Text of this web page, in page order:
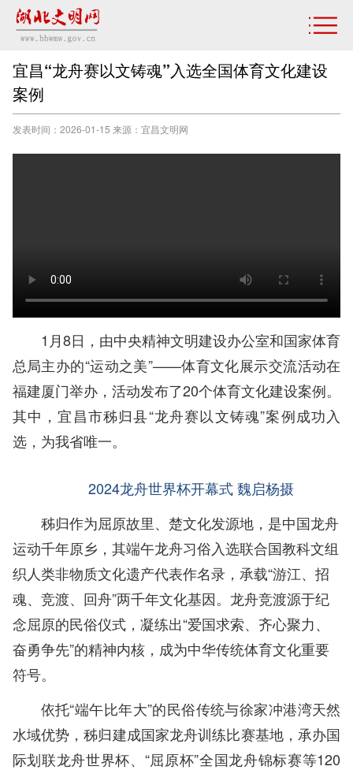
宜昌“龙舟赛以文铸魂”入选全国体育文化建设
案例
发表时间：2026-01-15 来源：宜昌文明网
1月8日，由中央精神文明建设办公室和国家体育
总局主办的“运动之美”——体育文化展示交流活动在
福建厦门举办，活动发布了20个体育文化建设案例。
其中，宜昌市秭归县“龙舟赛以文铸魂”案例成功入
选，为我省唯一。
2024龙舟世界杯开幕式 魏启杨摄
秭归作为屈原故里、楚文化发源地，是中国龙舟
运动千年原乡，其端午龙舟习俗入选联合国教科文组
织人类非物质文化遗产代表作名录，承载“游江、招
魂、竞渡、回舟”两千年文化基因。龙舟竞渡源于纪
念屈原的民俗仪式，凝练出“爱国求索、齐心聚力、
奋勇争先”的精神内核，成为中华传统体育文化重要
符号。
依托“端午比年大”的民俗传统与徐家冲港湾天然
水域优势，秭归建成国家龙舟训练比赛基地，承办国
际划联龙舟世界杯、“屈原杯”全国龙舟锦标赛等120